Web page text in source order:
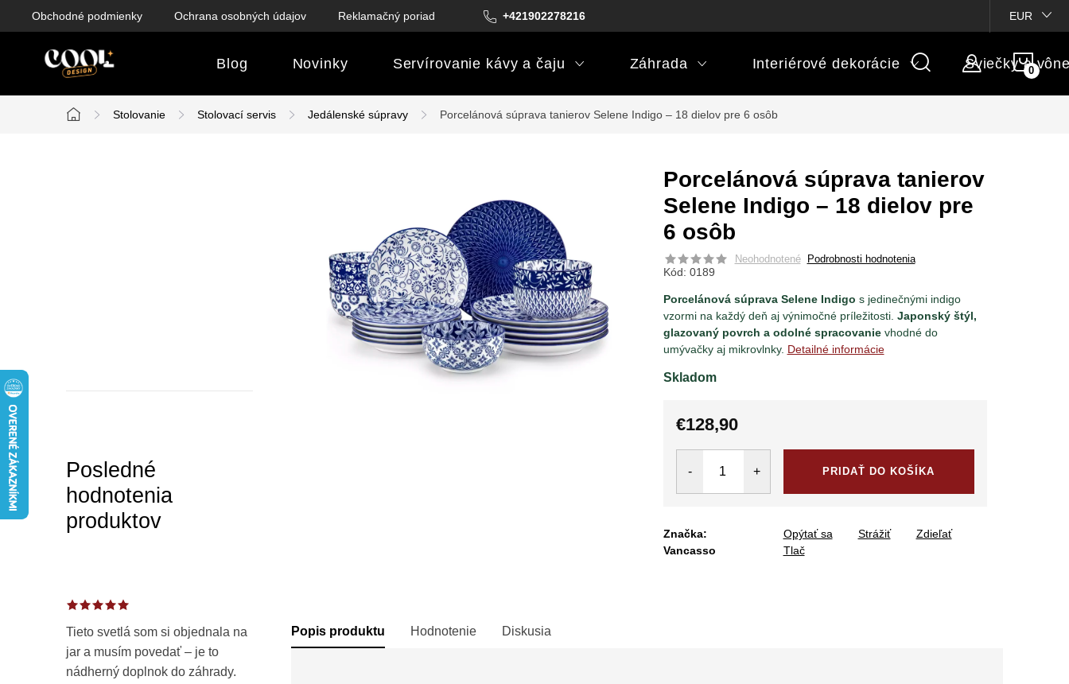
+421902278216
Obchodné podmienky Ochrana osobných údajov Reklamačný poriadok Podmienky darčekových poukazov Vlastné popisy produktov
EUR
Blog Novinky Servírovanie kávy a čaju Záhrada Interiérové dekorácie Sviečky a
Domov
Stolovanie Stolovací servis Jedálenské súpravy Porcelánová súprava tanierov Selene Indigo – 18 dielov pre 6 osôb
lPosledné
hodnotenia
produktov
Tieto svetlá som si objednala na
jar a musím povedať – je to
nádherný doplnok do záhrady.
Porcelánová súprava tanierov
Selene Indigo – 18 dielov pre
6 osôb
Neohodnotené Podrobnosti hodnotenia
Kód: 0189
Porcelánová súprava Selene Indigo s jedinečnými indigo
vzormi na každý deň aj výnimočné príležitosti. Japonský štýl,
glazovaný povrch a odolné spracovanievhodné do
umývačky aj mikrovlnky. Detailné informácie
Skladom
€128,90
PRIDAŤ DO KOŠÍKA
Značka:
Vancasso
Tlač
Opýtať sa Strážiť Zdieľať
Popis produktu Hodnotenie Diskusia